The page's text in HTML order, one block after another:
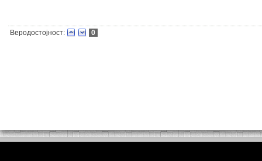
Веродостојност: 0